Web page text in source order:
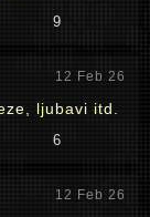
9
12 Feb 26
ljubavi itd.
6
12 Feb 26